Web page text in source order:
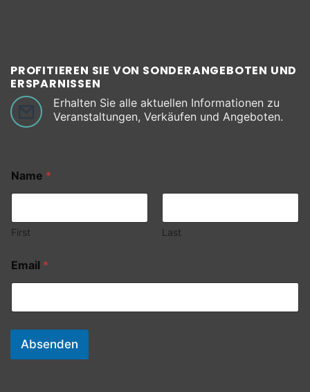
PROFITIEREN SIE VON SONDERANGEBOTEN UND
ERSPARNISSEN
Erhalten Sie alle aktuellen Informationen zu
Veranstaltungen, Verkäufen und Angeboten.
Name *
First Last
Email *
Absenden